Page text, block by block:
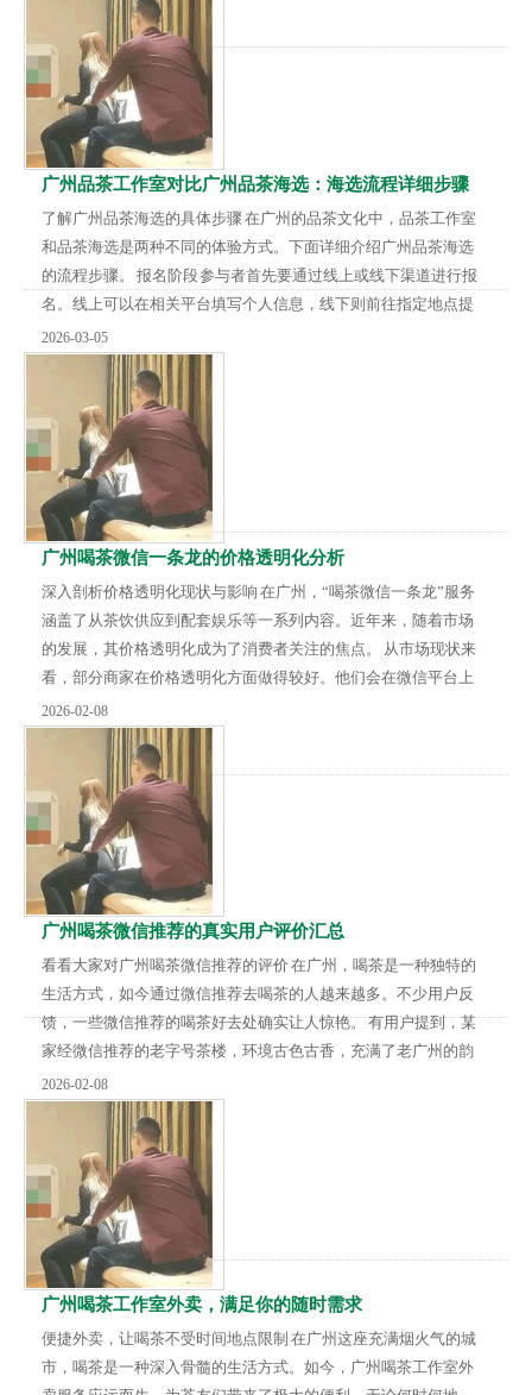
场所，监管部门能够较为容易地对其进行日常检查和管理。相比
之下，品茶海选的组织形式较为松散，可能没有固定的地点，人
员流动性大，这就给监管带来了很大的难度。...
广州品茶工作室对比广州品茶海选：海选流程详细步骤
了解广州品茶海选的具体步骤 在广州的品茶文化中，品茶工作室
和品茶海选是两种不同的体验方式。下面详细介绍广州品茶海选
的流程步骤。 报名阶段 参与者首先要通过线上或线下渠道进行报
名。线上可以在相关平台填写个人信息，线下则前往指定地点提
交资料。报名时需提供真实有效的个人信息，包括姓名、联系方
式等。 初步筛选 主办方会对报名者的资料进行初步审核，根据设
定的标准，如形象、气质、对品茶的了解程度等，筛选出符合基
本要求的人员进入下一阶段。 现场海选 入选者会收到通知参加现
场海选。在现场，参与者要展示自己对茶...
2026-03-05
广州喝茶微信一条龙的价格透明化分析
深入剖析价格透明化现状与影响 在广州，“喝茶微信一条龙”服务
涵盖了从茶饮供应到配套娱乐等一系列内容。近年来，随着市场
的发展，其价格透明化成为了消费者关注的焦点。 从市场现状来
看，部分商家在价格透明化方面做得较好。他们会在微信平台上
明确列出各项服务的价格，包括茶品的种类与对应价格、点心的
价位以及可能涉及的其他消费项目。这种清晰的价格展示，让消
费者在选择服务前就能对消费金额有一个大致的了解，避免了消
费过程中的不确定性和潜在的消费纠纷。 然而，价格不透明的情
况依然存在。一些商家可能会以低价吸引消费者...
2026-02-08
广州喝茶微信推荐的真实用户评价汇总
看看大家对广州喝茶微信推荐的评价 在广州，喝茶是一种独特的
生活方式，如今通过微信推荐去喝茶的人越来越多。不少用户反
馈，一些微信推荐的喝茶好去处确实让人惊艳。 有用户提到，某
家经微信推荐的老字号茶楼，环境古色古香，充满了老广州的韵
味。从木质的桌椅到墙上的字画，都透露着浓厚的历史气息。而
且这里的茶点种类丰富，味道正宗。虾饺的外皮晶莹剔透，内馅
的虾仁饱满弹牙；叉烧包的面皮松软，馅料香甜多汁。该用户还
表示，服务员的态度也十分亲切，让人感觉宾至如归。 也有用户
分享了一家相对小众的茶馆。这家茶馆位置比较隐...
2026-02-08
广州喝茶工作室外卖，满足你的随时需求
便捷外卖，让喝茶不受时间地点限制 在广州这座充满烟火气的城
市，喝茶是一种深入骨髓的生活方式。如今，广州喝茶工作室外